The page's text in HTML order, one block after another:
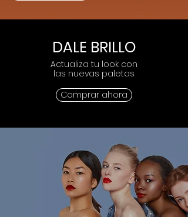
DALE BRILLO
Actualiza tu look con
las nuevas paletas
Comprar ahora